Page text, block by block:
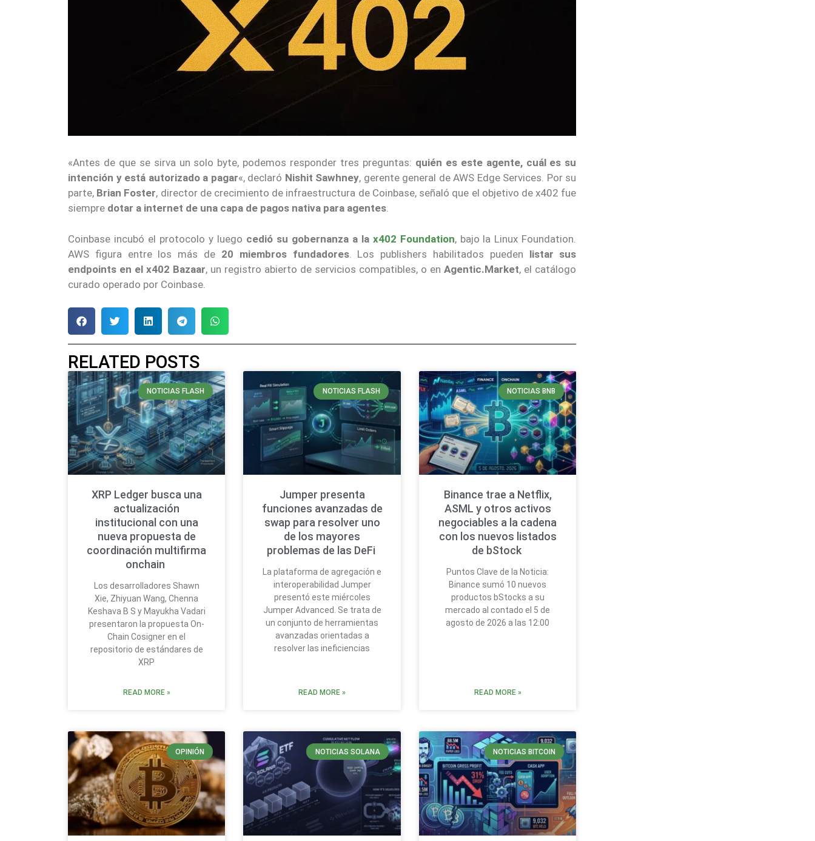
«Antes de que se sirva un solo byte, podemos responder tres preguntas: quién es este agente, cuál es su
intención y está autorizado a pagar«, declaró Nishit Sawhney, gerente general de AWS Edge Services. Por su
parte, Brian Foster, director de crecimiento de infraestructura de Coinbase, señaló que el objetivo de x402 fue
siempre dotar a internet de una capa de pagos nativa para agentes.
Coinbase incubó el protocolo y luego cedió su gobernanza a la x402 Foundation, bajo la Linux Foundation.
AWS figura entre los más de 20 miembros fundadores. Los publishers habilitados pueden listar sus
endpoints en el x402 Bazaar, un registro abierto de servicios compatibles, o enAgentic.Market, el catálogo
curado operado por Coinbase.
RELATED POSTS
NOTICIAS FLASH
XRP Ledger busca una
actualización
institucional con una
nueva propuesta de
coordinación multifirma
onchain
Los desarrolladores Shawn
Xie, Zhiyuan Wang, Chenna
Keshava B S y Mayukha Vadari
presentaron la propuesta On-
Chain Cosigner en el
repositorio de estándares de
XRP
READ MORE »
NOTICIAS FLASH
Jumper presenta
funciones avanzadas de
swap para resolver uno
de los mayores
problemas de las DeFi
La plataforma de agregación e
interoperabilidad Jumper
presentó este miércoles
Jumper Advanced. Se trata de
un conjunto de herramientas
avanzadas orientadas a
resolver las ineficiencias
READ MORE »
NOTICIAS BNB
Binance trae a Netflix,
ASML y otros activos
negociables a la cadena
con los nuevos listados
de bStock
Puntos Clave de la Noticia:
Binance sumó 10 nuevos
productos bStocks a su
mercado al contado el 5 de
agosto de 2026 a las 12:00
READ MORE »
OPINIÓN NOTICIAS SOLANA NOTICIAS BITCOIN